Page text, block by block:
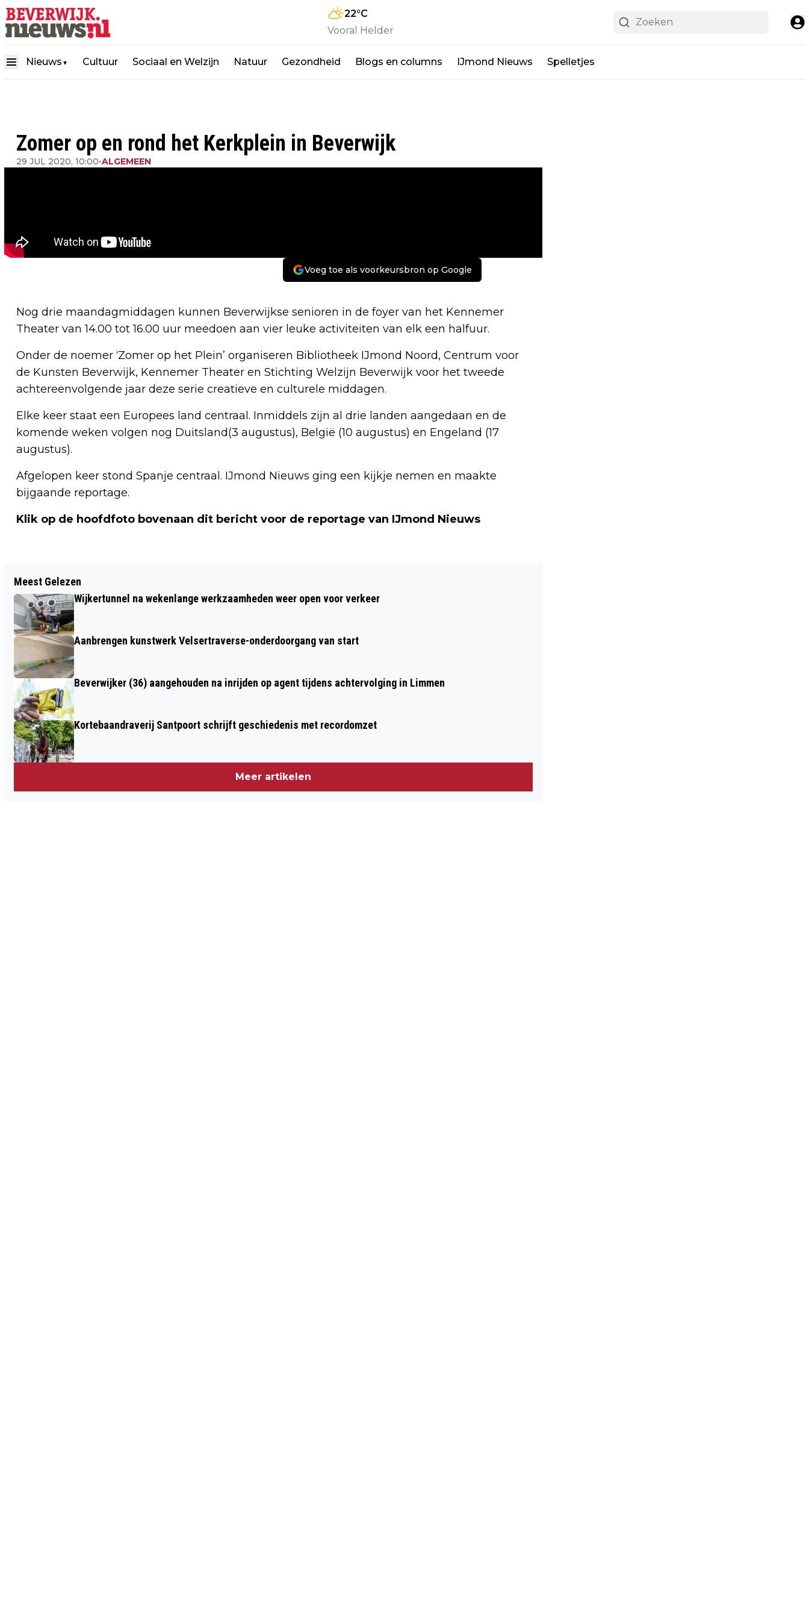
22°C
Vooral Helder
Nieuws ▼ Cultuur Sociaal en Welzijn Natuur Gezondheid Blogs en columns IJmond Nieuws Spelletjes
Zomer op en rond het Kerkplein in Beverwijk
29 JUL 2020, 10:00•ALGEMEEN
Voeg toe als voorkeursbron op Google
Nog drie maandagmiddagen kunnen Beverwijkse senioren in de foyer van het Kennemer
Theater van 14.00 tot 16.00 uur meedoen aan vier leuke activiteiten van elk een halfuur.
Onder de noemer ‘Zomer op het Plein’ organiseren Bibliotheek IJmond Noord, Centrum voor
de Kunsten Beverwijk, Kennemer Theater en Stichting Welzijn Beverwijk voor het tweede
achtereenvolgende jaar deze serie creatieve en culturele middagen.
Elke keer staat een Europees land centraal. Inmiddels zijn al drie landen aangedaan en de
komende weken volgen nog Duitsland(3 augustus), België (10 augustus) en Engeland (17
augustus).
Afgelopen keer stond Spanje centraal. IJmond Nieuws ging een kijkje nemen en maakte
bijgaande reportage.
Klik op de hoofdfoto bovenaan dit bericht voor de reportage van IJmond Nieuws
GROOTS OPGEZET INTERACTIEF SPEL:
BEVERWIJK ONTSLEUTELD
RODENBURGHOEVE IN UITGEEST
Meest Gelezen
Wijkertunnel na wekenlange werkzaamheden weer open voor verkeer
Aanbrengen kunstwerk Velsertraverse-onderdoorgang van start
Beverwijker (36) aangehouden na inrijden op agent tijdens achtervolging in Limmen
Kortebaandraverij Santpoort schrijft geschiedenis met recordomzet
Meer artikelen